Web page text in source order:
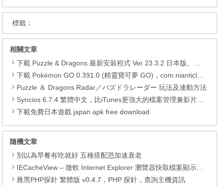
標籤：
相關文章
下載 Puzzle & Dragons 最新安裝程式 Ver 23.3.2 日本版、港台版… (PAD Radar) (.apk) (.xapk)
下載 Pokémon GO 0.391.0 (精靈寶可夢 GO)，com.nianticlabs.pokemongo (.apk) (.xapk)
Puzzle ＆ Dragons Radar／パズドラレーダー 玩法及連動方法
Syncios 6.7.4 繁體中文，比iTunes更強大的檔案管理兼影片轉檔工具
下載免費日本遊戲 japan apk free download
隨機文章
別以為早餐有吃就好 五種搭配恐加速衰老
IECacheView – 微軟 Internet Explorer 瀏覽器快取檔案顯示工具
雅黑PHP探針 繁體版 v0.4.7，PHP 探針，查詢主機資訊